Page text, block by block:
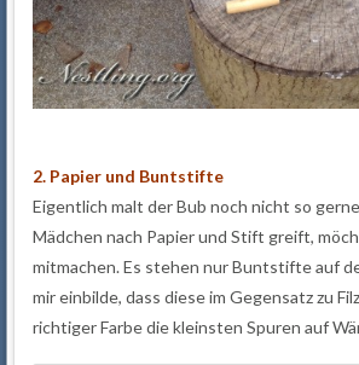
2. Papier und Buntstifte
Eigentlich malt der Bub noch nicht so
Mädchen nach Papier und Stift greift,
mitmachen. Es stehen nur Buntstifte auf
mir einbilde, dass diese im Gegensatz zu
richtiger Farbe die kleinsten Spuren auf